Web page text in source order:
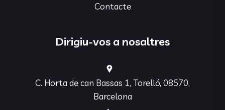
Contacte
Dirigiu-vos a nosaltres
C. Horta de can Bassas 1, Torelló, 08570,
Barcelona